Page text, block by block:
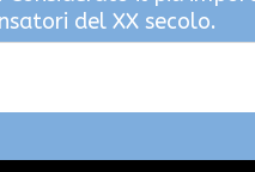
del XX secolo.